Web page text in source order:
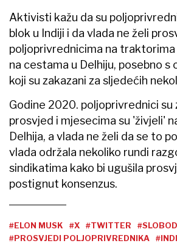
Aktivisti kažu da su
blok u Indiji i da vlada ne želi
poljoprivrednicima na
na cestama u Delhiju, posebno s
koji su zakazani za sljedećih
Godine 2020. poljoprivrednici su
prosvjed i mjesecima su 'živjeli'
Delhija, a vlada ne želi da se to
vlada održala nekoliko rundi
sindikatima kako bi ugušila
postignut konsenzus.
#ELON MUSK #X #TWITTER
#PROSVJEDI POLJOPRIVREDNIKA